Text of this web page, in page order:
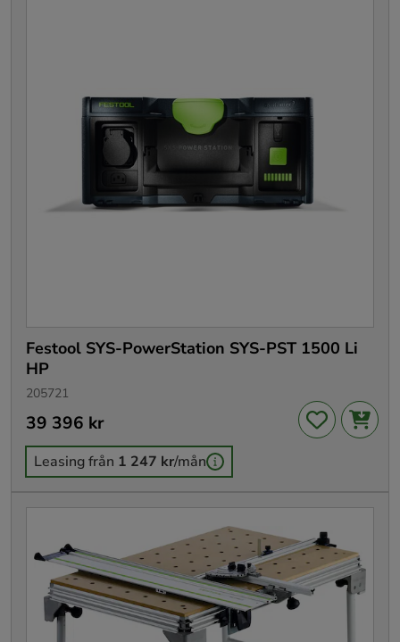
Festool SYS-PowerStation SYS-PST 1500 Li
HP
205721
Pris :39 396 kr
39 396 kr
Leasing från 1 247 kr/mån